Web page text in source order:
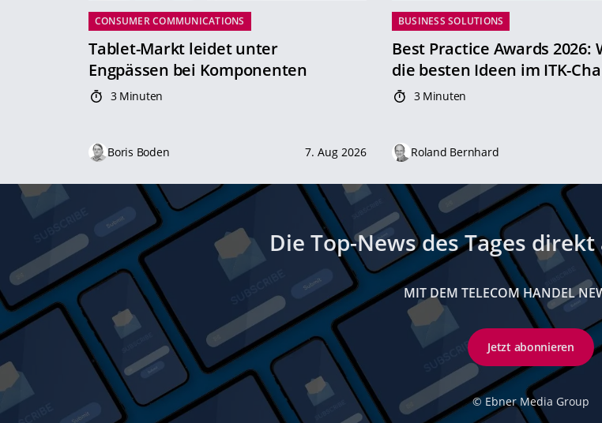
CONSUMER COMMUNICATIONS
Tablet-Markt leidet unter
Engpässen bei Komponenten
3 Minuten
Boris Boden 7. Aug 2026
BUSINESS SOLUTIONS
Best Practice Awards 2026:
die besten Ideen im ITK-
3 Minuten
Roland Bernhard
Die Top-News des Tages
MIT DEM TELECOM HANDEL
Jetzt abonnieren
© Ebner Media Group